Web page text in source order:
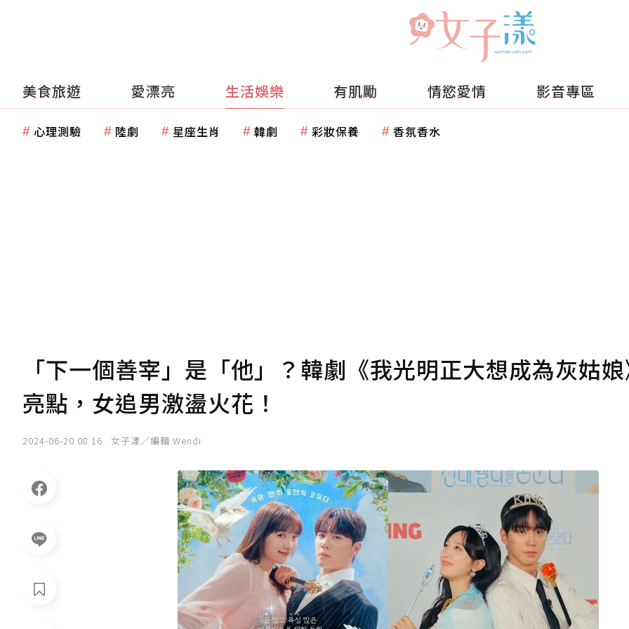
美食旅遊 愛漂亮 生活娛樂 有肌勵 情慾愛情 影音專區
心理測驗 陸劇 星座生肖 韓劇 彩妝保養 香氛香水
「下一個善宰」是「他」？韓劇《我光明正大想成為灰姑
亮點，女追男激盪火花！
2024-06-20 08:16 女子漾／編輯 Wendi